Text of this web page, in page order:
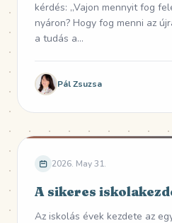
kérdés: „Vajon mennyit fog
nyáron? Hogy fog menni az
a tudás a...
Pál Zsuzsa
2026. May 31.
A sikeres
Az iskolás évek kezdete az